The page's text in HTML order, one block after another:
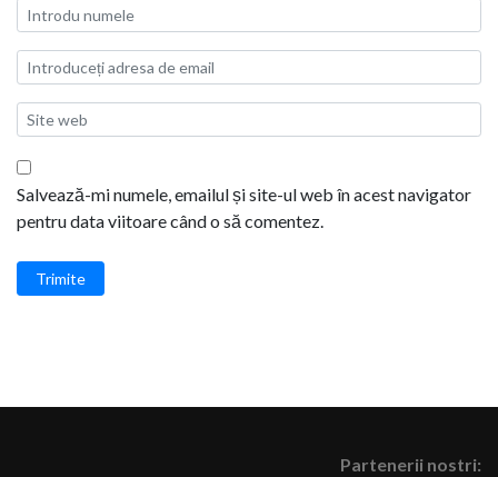
Salvează-mi numele, emailul și site-ul web în acest navigator
pentru data viitoare când o să comentez.
Trimite
Partenerii nostri: